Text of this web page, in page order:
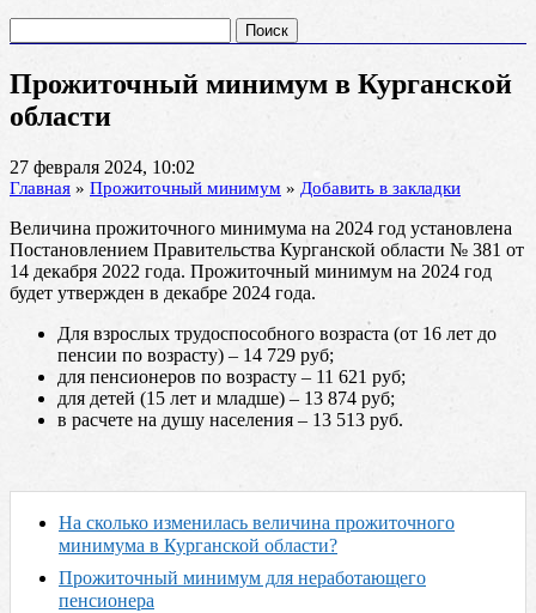
Прожиточный минимум в Курганской
области
27 февраля 2024, 10:02
Главная » Прожиточный минимум » Добавить в закладки
Величина прожиточного минимума на 2024 год установлена
Постановлением Правительства Курганской области № 381 от
14 декабря 2022 года. Прожиточный минимум на 2024 год
будет утвержден в декабре 2024 года.
Для взрослых трудоспособного возраста (от 16 лет до
пенсии по возрасту) – 14 729 руб;
для пенсионеров по возрасту – 11 621 руб;
для детей (15 лет и младше) – 13 874 руб;
в расчете на душу населения – 13 513 руб.
На сколько изменилась величина прожиточного
минимума в Курганской области?
Прожиточный минимум для неработающего
пенсионера